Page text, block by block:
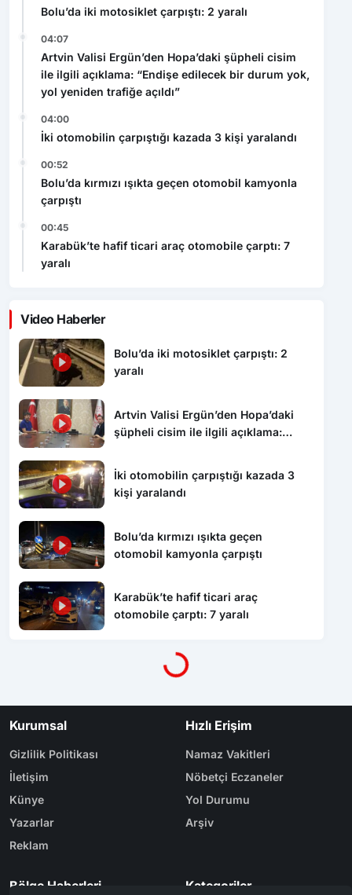
Bolu’da iki motosiklet çarpıştı: 2 yaralı
04:07
Artvin Valisi Ergün’den Hopa’daki şüpheli cisim
ile ilgili açıklama: “Endişe edilecek bir durum yok,
yol yeniden trafiğe açıldı”
04:00
İki otomobilin çarpıştığı kazada 3 kişi yaralandı
00:52
Bolu’da kırmızı ışıkta geçen otomobil kamyonla
çarpıştı
00:45
Karabük’te hafif ticari araç otomobile çarptı: 7
yaralı
Video Haberler
Bolu’da iki motosiklet çarpıştı: 2
yaralı
Artvin Valisi Ergün’den Hopa’daki
şüpheli cisim ile ilgili açıklama:
yeniden trafiğe açıldı”
İki otomobilin çarpıştığı kazada 3
kişi yaralandı
Bolu’da kırmızı ışıkta geçen
otomobil kamyonla çarpıştı
Karabük’te hafif ticari araç
otomobile çarptı: 7 yaralı
Yükleniyor...
Kurumsal
Gizlilik Politikası
İletişim
Künye
Yazarlar
Reklam
Hızlı Erişim
Namaz Vakitleri
Nöbetçi Eczaneler
Yol Durumu
Arşiv
Bölge Haberleri Kategoriler